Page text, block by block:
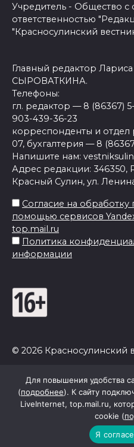
Учредитель - Общество с
ответственностью
"Красносулинский
Главный редактор
СЫРОВАТКИНА.
Телефоны:
гл. редактор — 8 (86367)
903-439-36-23
корреспонденты и отдел
07, бухгалтерия — 8
Напишите нам:
Адрес редакции: 346350,
Красный Сулин, ул.
Согласие на
помощью сервисов
top.mail.ru
Политика
информации
© 2026 Красносулинский
Для повышения удобства
(подробнее). К сайту
LiveInternet, top.mail.ru,
cookie (
Я